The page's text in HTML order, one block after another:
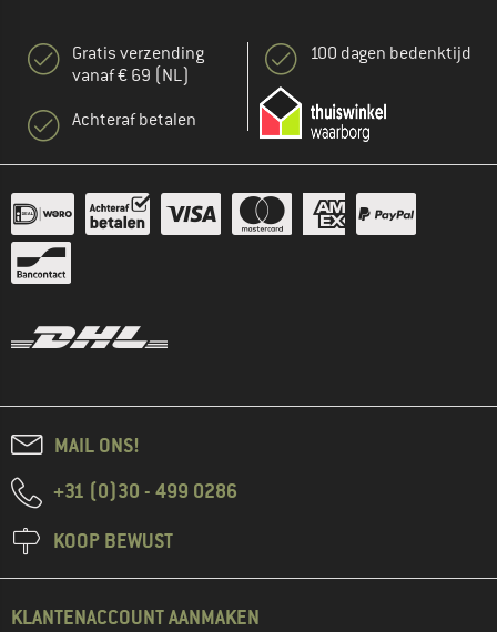
Gratis verzending
vanaf € 69 (NL)
Achteraf betalen
100 dagen bedenktijd
MAIL ONS!
+31 (0)30 - 499 0286
KOOP BEWUST
KLANTENACCOUNT AANMAKEN